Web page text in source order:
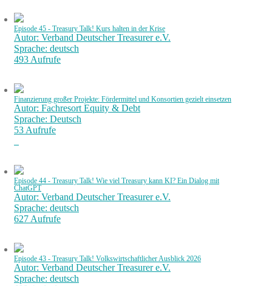
Episode 45 - Treasury Talk! Kurs halten in der Krise
Autor: Verband Deutscher Treasurer e.V.
Sprache: deutsch
493 Aufrufe
Finanzierung großer Projekte: Fördermittel und Konsortien gezielt einsetzen
Autor: Fachresort Equity & Debt
Sprache: Deutsch
53 Aufrufe
Episode 44 - Treasury Talk! Wie viel Treasury kann KI? Ein Dialog mit
ChatGPT
Autor: Verband Deutscher Treasurer e.V.
Sprache: deutsch
627 Aufrufe
Episode 43 - Treasury Talk! Volkswirtschaftlicher Ausblick 2026
Autor: Verband Deutscher Treasurer e.V.
Sprache: deutsch